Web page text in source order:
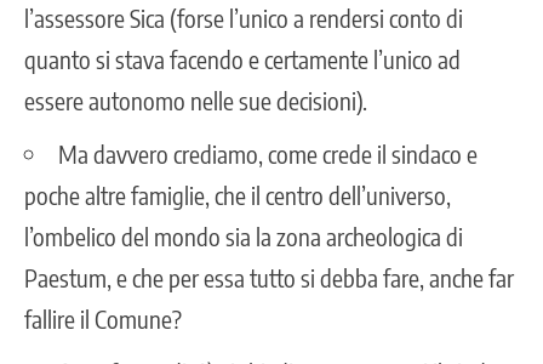
l’assessore Sica (forse l’unico a rendersi conto di
quanto si stava facendo e certamente l’unico ad
essere autonomo nelle sue decisioni).
Ma davvero crediamo, come crede il sindaco e
poche altre famiglie, che il centro dell’universo,
l’ombelico del mondo sia la zona archeologica di
Paestum, e che per essa tutto si debba fare, anche far
fallire il Comune?